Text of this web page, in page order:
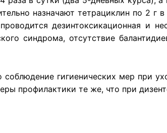
назначают тетрациклин по 2 г
дезинтоксикационная и
синдрома, отсутствие
гигиенических мер при
профилактики те же, что при